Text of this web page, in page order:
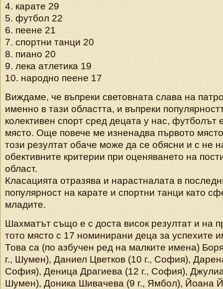
4. карате 29
5. футбол 22
6. пеене 21
7. спортни танци 20
8. пиано 20
9. лека атлетика 19
10. народно пеене 17
Виждаме, че въпреки световната слава на
именно в тази областта, и въпреки
колективен спорт сред децата у нас, футболът
място. Още повече ме изненадва първото
този резултат обаче може да се обясни и с не
обективните критерии при оценяването на
област.
Класацията отразява и нарастналата в
популярност на карате и спортни танци като
младите.
Шахматът също е с доста висок резултат и на
тото място с 17 номинирани деца за успехите
Това са (по азбучен ред на малките имена)
г., Шумен), Даниел Цветков (10 г., София),
София), Деница Драгиева (12 г., София),
Шумен), Доника Шивачева (9 г., Ямбол), Йоана